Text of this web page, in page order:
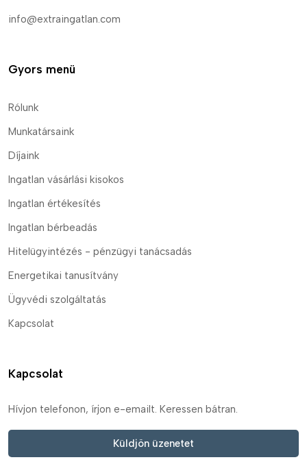
info@extraingatlan.com
Gyors menü
Rólunk
Munkatársaink
Díjaink
Ingatlan vásárlási kisokos
Ingatlan értékesítés
Ingatlan bérbeadás
Hitelügyintézés - pénzügyi tanácsadás
Energetikai tanusítvány
Ügyvédi szolgáltatás
Kapcsolat
Kapcsolat
Hívjon telefonon, írjon e-emailt. Keressen bátran.
Küldjön üzenetet